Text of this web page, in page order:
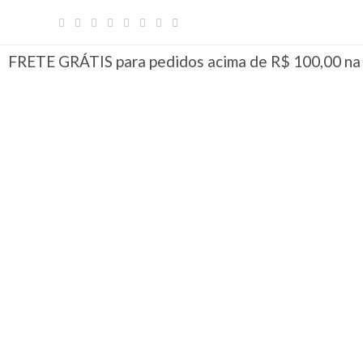
FRETE GRÁTIS para pedidos acima de R$ 100,00